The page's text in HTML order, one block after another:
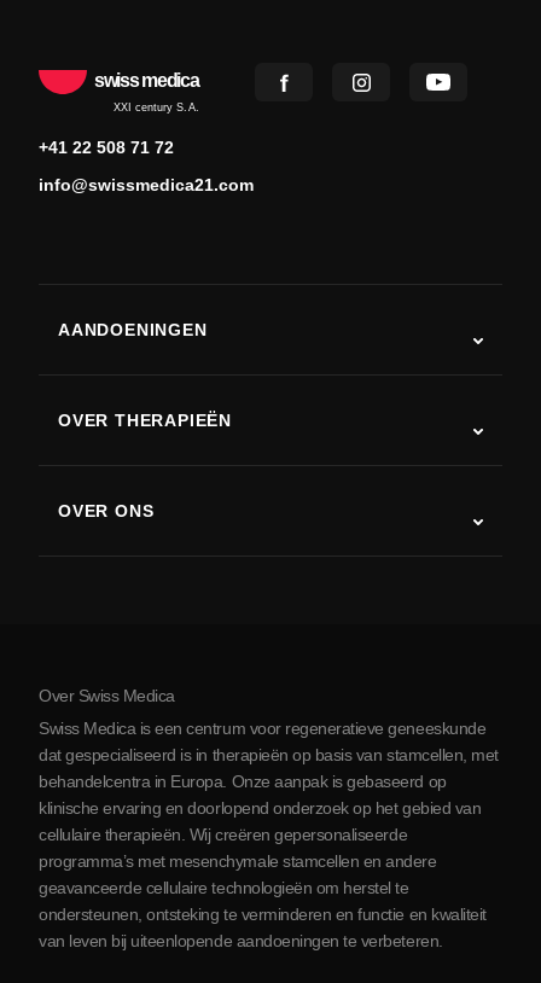
swiss medica
XXI century S.A.
+41 22 508 71 72
info@swissmedica21.com
AANDOENINGEN
Ziekte van Parkinson
Artritis
OVER THERAPIEËN
OVER ONS
Over Servië
Partnerschap
Contact opnemen
Over Swiss Medica
Swiss Medica is een centrum voor regeneratieve geneeskunde
dat gespecialiseerd is in therapieën op basis van stamcellen, met
behandelcentra in Europa. Onze aanpak is gebaseerd op
klinische ervaring en doorlopend onderzoek op het gebied van
cellulaire therapieën. Wij creëren gepersonaliseerde
programma’s met mesenchymale stamcellen en andere
geavanceerde cellulaire technologieën om herstel te
ondersteunen, ontsteking te verminderen en functie en kwaliteit
van leven bij uiteenlopende aandoeningen te verbeteren.